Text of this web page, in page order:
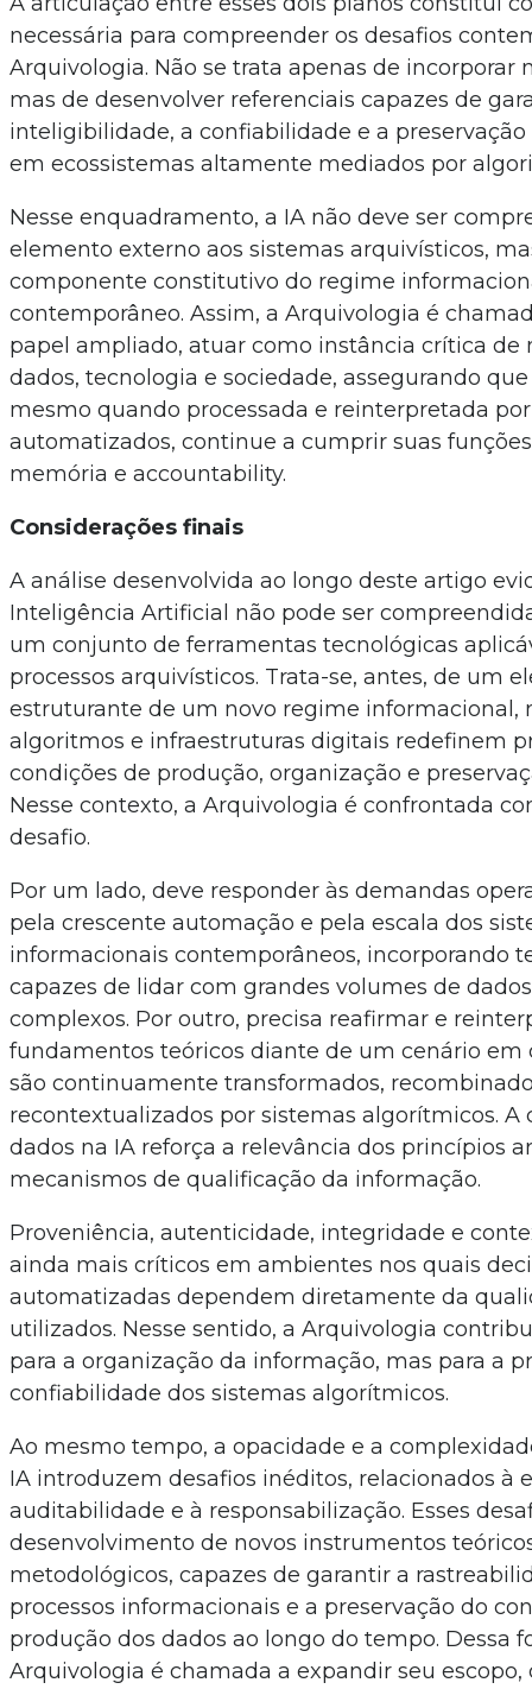
necessária para compreender os desafios
Arquivologia. Não se trata apenas de incorporar
mas de desenvolver referenciais capazes de
inteligibilidade, a confiabilidade e a
em ecossistemas altamente mediados por
Nesse enquadramento, a IA não deve ser
elemento externo aos sistemas arquivísticos,
componente constitutivo do regime
contemporâneo. Assim, a Arquivologia é
papel ampliado, atuar como instância crítica de
dados, tecnologia e sociedade, assegurando
mesmo quando processada e reinterpretada
automatizados, continue a cumprir suas
memória e accountability.
Considerações finais
A análise desenvolvida ao longo deste artigo
Inteligência Artificial não pode ser
um conjunto de ferramentas tecnológicas
processos arquivísticos. Trata-se, antes, de um
estruturante de um novo regime informacional,
algoritmos e infraestruturas digitais redefinem
condições de produção, organização e
Nesse contexto, a Arquivologia é confrontada
desafio.
Por um lado, deve responder às demandas
pela crescente automação e pela escala dos
informacionais contemporâneos, incorporando
capazes de lidar com grandes volumes de
complexos. Por outro, precisa reafirmar e
fundamentos teóricos diante de um cenário em
são continuamente transformados,
recontextualizados por sistemas algorítmicos. A
dados na IA reforça a relevância dos princípios
mecanismos de qualificação da informação.
Proveniência, autenticidade, integridade e
ainda mais críticos em ambientes nos quais
automatizadas dependem diretamente da
utilizados. Nesse sentido, a Arquivologia
para a organização da informação, mas para a
confiabilidade dos sistemas algorítmicos.
Ao mesmo tempo, a opacidade e a
IA introduzem desafios inéditos, relacionados à
auditabilidade e à responsabilização. Esses
desenvolvimento de novos instrumentos
metodológicos, capazes de garantir a
processos informacionais e a preservação do
produção dos dados ao longo do tempo. Dessa
Arquivologia é chamada a expandir seu